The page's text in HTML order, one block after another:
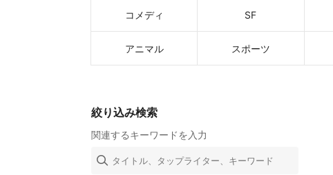
コメディ SF
アニマル スポーツ
絞り込み検索
関連するキーワードを入力